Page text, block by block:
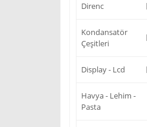
Direnc
Kondansatör
Çeşitleri
Display - Lcd
Havya - Lehim -
Pasta